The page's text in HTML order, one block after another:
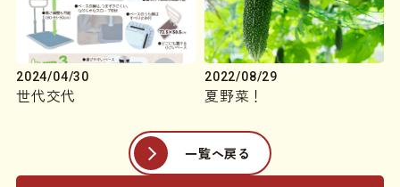
2024/04/30
世代交代
2022/08/29
夏野菜！
一覧へ戻る